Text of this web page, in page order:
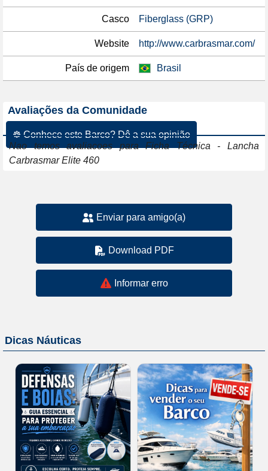
Casco Fiberglass (GRP)
Website http://www.carbrasmar.com/
País de origem Brasil
Avaliações da Comunidade
☸ Conhece este Barco? Dê a sua opinião
Nao temos avaliacoes para Ficha Técnica - Lancha
Carbrasmar Elite 460
Enviar para amigo(a)
Download PDF
Informar erro
Dicas Náuticas